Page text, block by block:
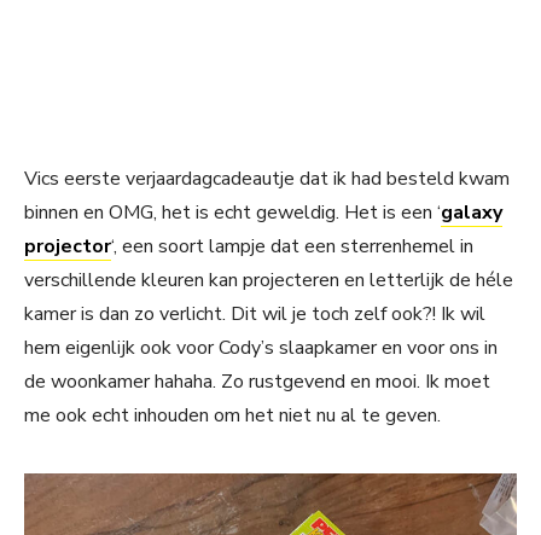
Vics eerste verjaardagcadeautje dat ik had besteld kwam
binnen en OMG, het is echt geweldig. Het is een ‘galaxy
projector‘, een soort lampje dat een sterrenhemel in
verschillende kleuren kan projecteren en letterlijk de héle
kamer is dan zo verlicht. Dit wil je toch zelf ook?! Ik wil
hem eigenlijk ook voor Cody’s slaapkamer en voor ons in
de woonkamer hahaha. Zo rustgevend en mooi. Ik moet
me ook echt inhouden om het niet nu al te geven.